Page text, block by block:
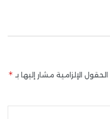
الحقول الإلزامية مشار إليها بـ *